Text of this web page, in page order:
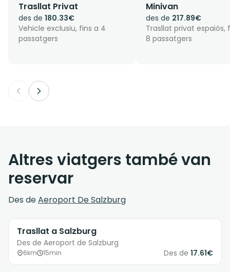
Trasllat Privat
des de 180.33€
Vehicle exclusiu, fins a 4
passatgers
Minivan
des de 217.89€
Trasllat privat espaiós,
8 passatgers
Altres viatgers també van
reservar
Des deAeroport De Salzburg
Trasllat a Salzburg
Des de Aeroport de Salzburg
6km 15min Des de 17.61€